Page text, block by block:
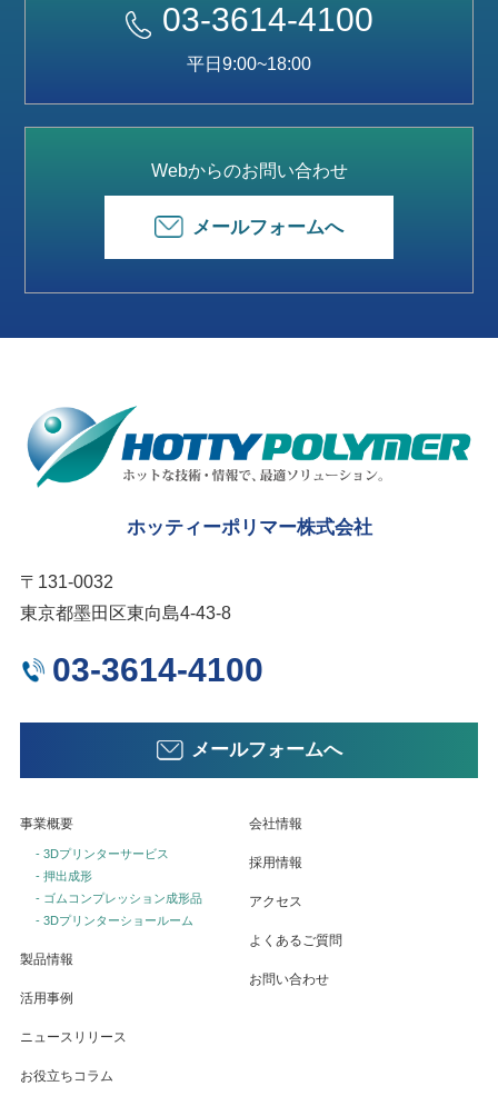
03-3614-4100
平日9:00~18:00
Webからのお問い合わせ
メールフォームへ
ホッティーポリマー株式会社
〒131-0032
東京都墨田区東向島4-43-8
03-3614-4100
メールフォームへ
事業概要
- 3Dプリンターサービス
- 押出成形
- ゴムコンプレッション成形品
- 3Dプリンターショールーム
製品情報
活用事例
ニュースリリース
お役立ちコラム
会社情報
採用情報
アクセス
よくあるご質問
お問い合わせ